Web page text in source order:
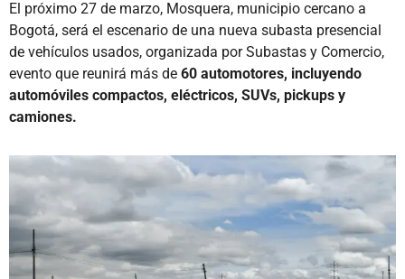
El próximo 27 de marzo, Mosquera, municipio cercano a
Bogotá, será el escenario de una nueva subasta presencial
de vehículos usados, organizada por Subastas y Comercio,
evento que reunirá más de 60 automotores, incluyendo
automóviles compactos, eléctricos, SUVs, pickups y
camiones.